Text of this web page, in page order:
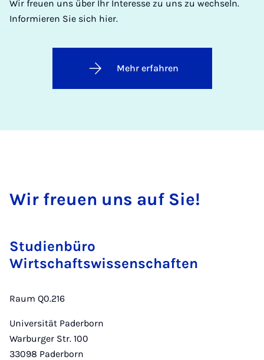
Wir freuen uns über Ihr Interesse zu uns zu wechseln.
Informieren Sie sich hier.
Mehr erfahren
Wir freu­en uns auf Sie!
Studienbüro
Wirtschaftswissenschaften
Raum Q0.216
Universität Paderborn
Warburger Str. 100
33098 Paderborn